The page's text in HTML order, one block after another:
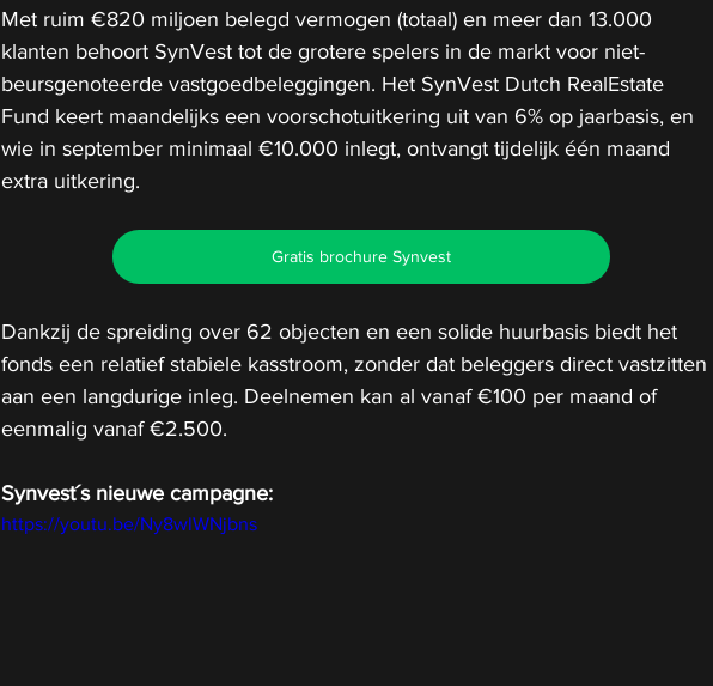
Met ruim €820 miljoen belegd vermogen (totaal) en meer dan 13.000
klanten behoort SynVest tot de grotere spelers in de markt voor niet-
beursgenoteerde vastgoedbeleggingen. Het SynVest Dutch RealEstate
Fund keert maandelijks een voorschotuitkering uit van 6% op jaarbasis, en
wie in september minimaal €10.000 inlegt, ontvangt tijdelijk één maand
extra uitkering.
Gratis brochure Synvest
Dankzij de spreiding over 62 objecten en een solide huurbasis biedt het
fonds een relatief stabiele kasstroom, zonder dat beleggers direct vastzitten
aan een langdurige inleg. Deelnemen kan al vanaf €100 per maand of
eenmalig vanaf €2.500.
Synvest´s nieuwe campagne:
https://youtu.be/Ny8wlWNjbns